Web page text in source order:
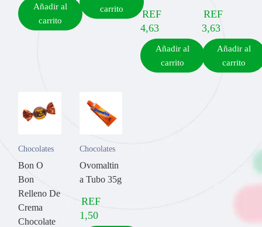
Añadir al
carrito
carrito
REF
4,63
Añadir al
carrito
REF
3,63
Añadir al
carrito
Chocolates
Bon O
Bon
Relleno De
Crema
Chocolate
Chocolates
Ovomaltin
a Tubo 35g
REF
1,50